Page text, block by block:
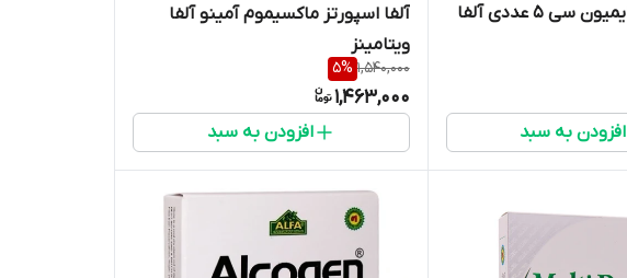
ساشه سوپر ایمیون سی 5 عددی آلفا
افزودن به سبد
آلفا اسپورتز ماکسیموم آمینو آلفا
ویتامینز
1,540,000
5%
1,463,000
افزودن به سبد